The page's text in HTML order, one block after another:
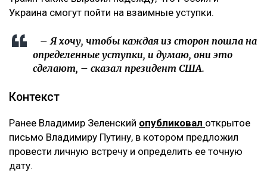
Украина смогут пойти на взаимные уступки.
– Я хочу, чтобы каждая из сторон пошла на
определенные уступки, и думаю, они это
сделают, – сказал президент США.
Контекст
Ранее Владимир Зеленский опубликовал открытое
письмо Владимиру Путину, в котором предложил
провести личную встречу и определить ее точную
дату.